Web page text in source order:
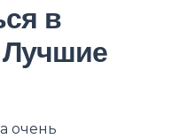
в
Лучшие
очень